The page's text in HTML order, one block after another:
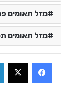
מזל תאומים
מזל תאומים